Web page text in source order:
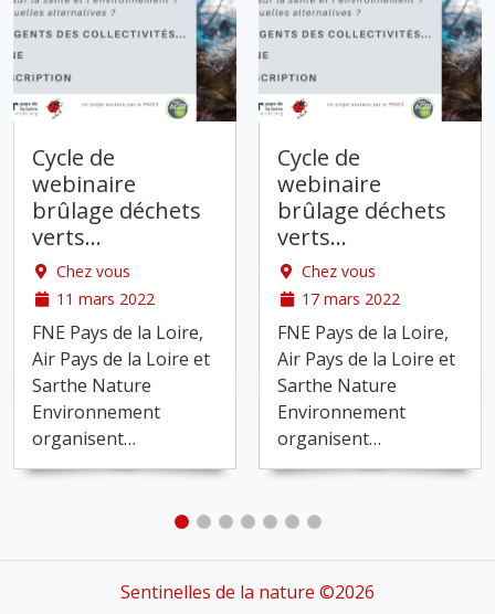
Cycle de
webinaire
brûlage déchets
verts…
Chez vous
11 mars 2022
FNE Pays de la Loire,
Air Pays de la Loire et
Sarthe Nature
Environnement
organisent…
Cycle de
webinaire
brûlage déchets
verts…
Chez vous
17 mars 2022
FNE Pays de la Loire,
Air Pays de la Loire et
Sarthe Nature
Environnement
organisent…
Sentinelles de la nature ©2026